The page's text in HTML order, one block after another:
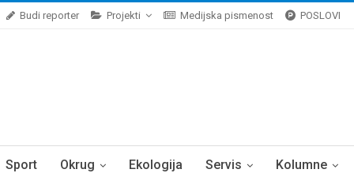
Budi reporter Projekti Medijska pismenost POSLOVI
Sport Okrug Ekologija Servis Kolumne